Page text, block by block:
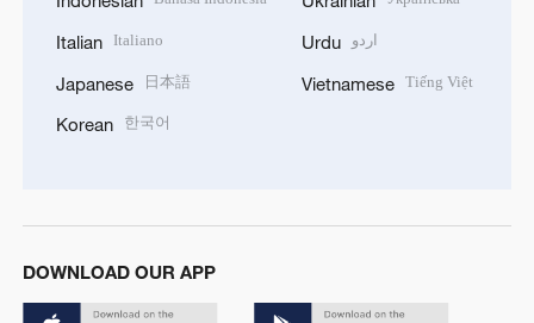
Italian Italiano
Japanese 日本語
Korean 한국어
Urdu اردو
Vietnamese Tiếng Việt
DOWNLOAD OUR APP